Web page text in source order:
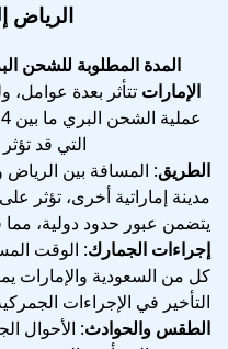
الرياض
المدة المطلوبة للشحن
الإمارات تتأثر بعدة
التي قد
الطريق: المسافة بين الرياض
مدينة إماراتية أخرى، تؤثر
يتضمن عبور حدود دولية،
إجراءات الجمارك: الوقت
كل من السعودية والإمارات
التأخير في الإجراءات
الطقس والحوادث: الأحوال